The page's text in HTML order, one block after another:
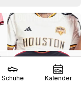
Schuhe Kalender